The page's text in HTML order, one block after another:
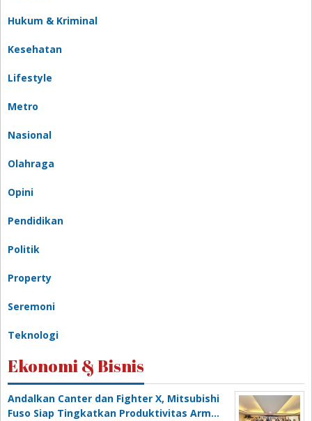
Hukum & Kriminal
Kesehatan
Lifestyle
Metro
Nasional
Olahraga
Opini
Pendidikan
Politik
Property
Seremoni
Teknologi
Ekonomi & Bisnis
Andalkan Canter dan Fighter X, Mitsubishi
Fuso Siap Tingkatkan Produktivitas Arm…